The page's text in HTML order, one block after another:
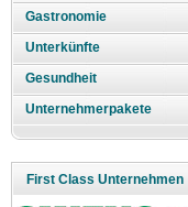
Gastronomie
Unterkünfte
Gesundheit
Unternehmerpakete
First Class Unternehmen